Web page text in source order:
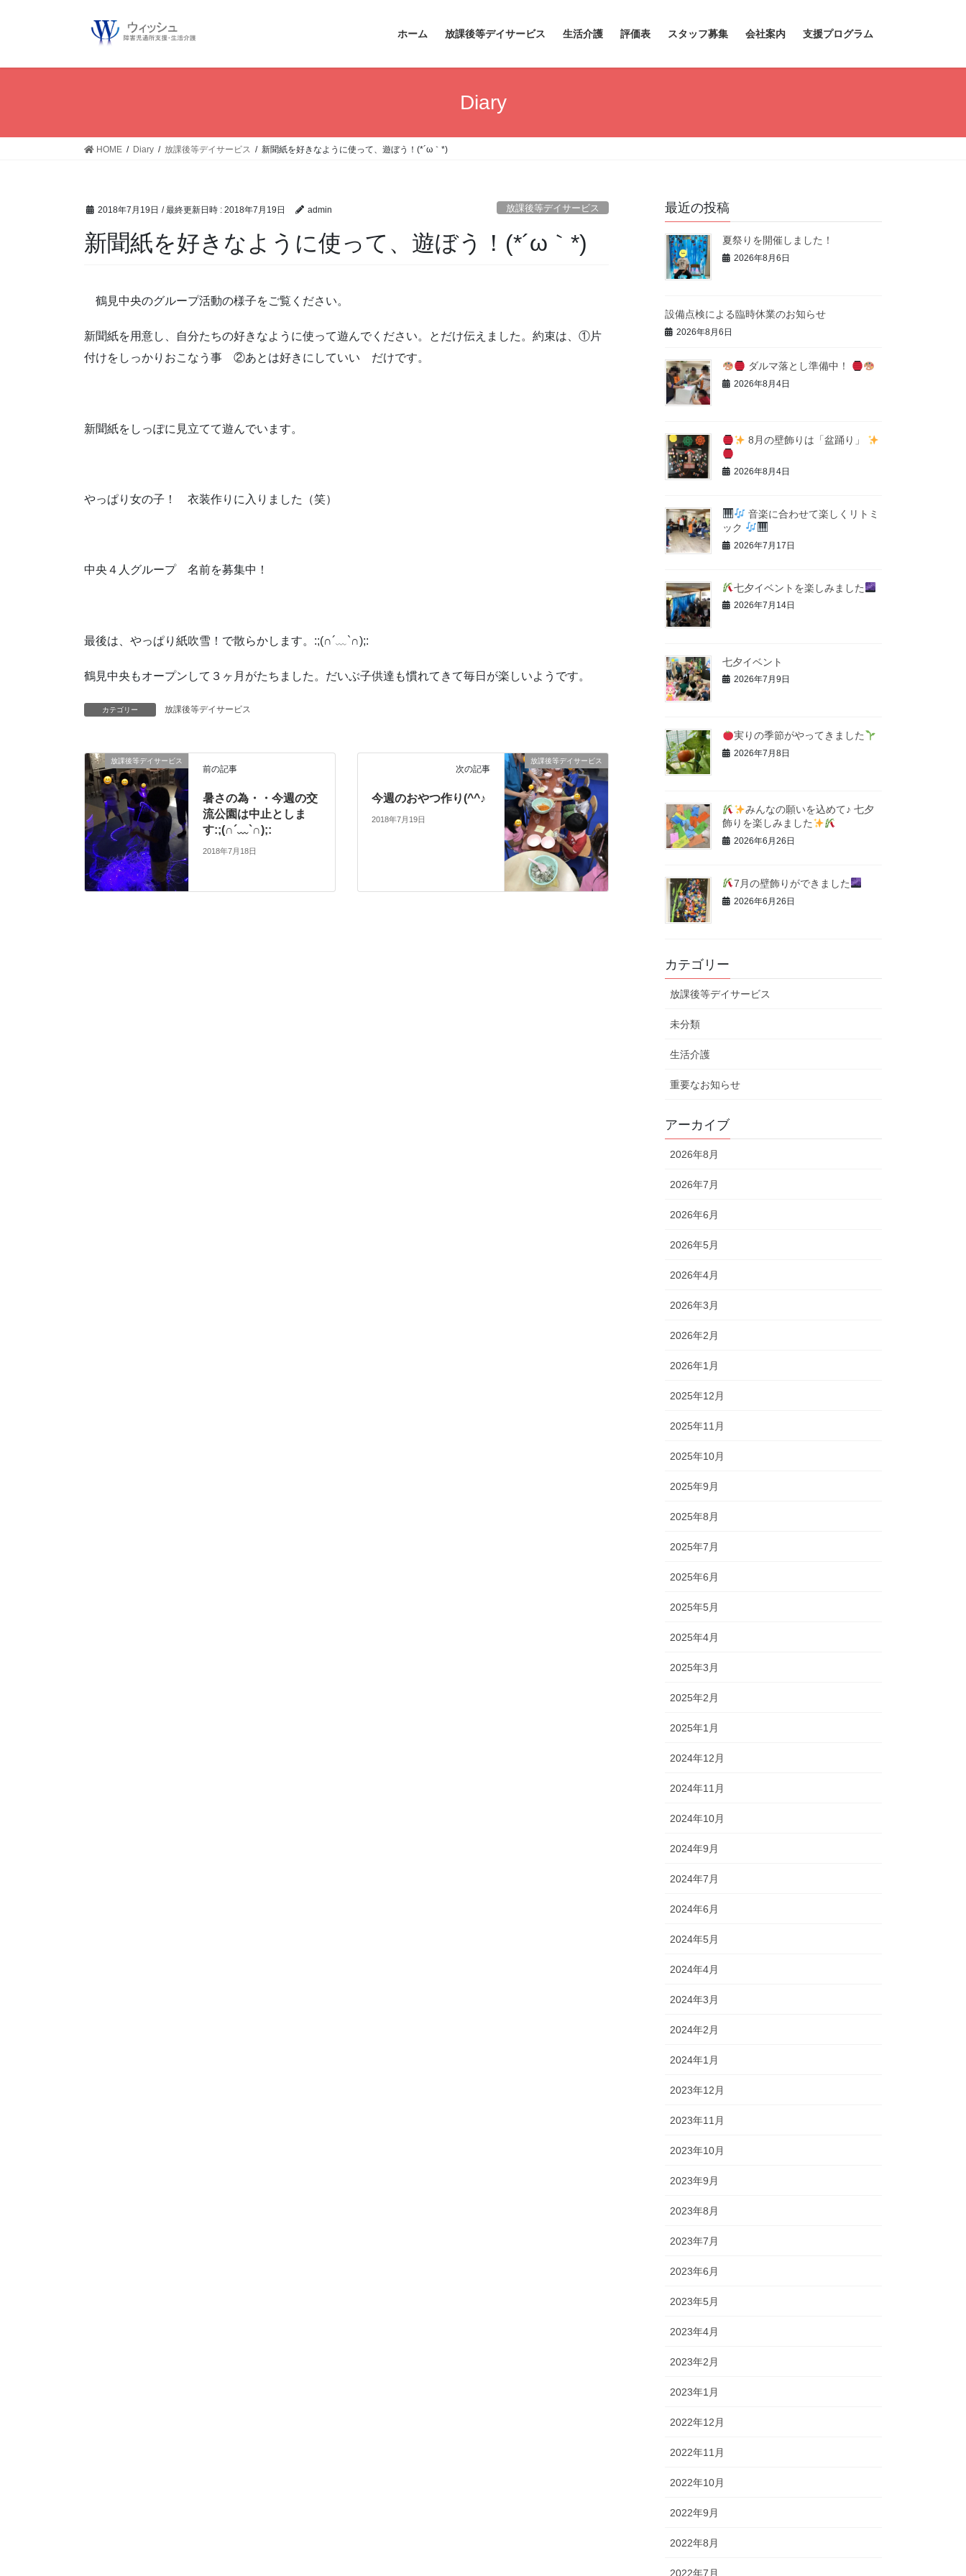
ホーム 放課後等デイサービス 生活介護 評価表 スタッフ募集 会社案内 支援プログラム
Diary
HOME Diary 放課後等デイサービス 新聞紙を好きなように使って、遊ぼう！(*´ω｀*)
2018年7月19日 / 最終更新日時 : 2018年7月19日 admin 放課後等デイサービス
新聞紙を好きなように使って、遊ぼう！(*´ω｀*)
鶴見中央のグループ活動の様子をご覧ください。
新聞紙を用意し、自分たちの好きなように使って遊んでください。とだけ伝えました。約束は、①片
付けをしっかりおこなう事 ②あとは好きにしていい だけです。
新聞紙をしっぽに見立てて遊んでいます。
やっぱり女の子！ 衣装作りに入りました（笑）
中央４人グループ 名前を募集中！
最後は、やっぱり紙吹雪！で散らかします。:;(∩´﹏`∩);:
鶴見中央もオープンして３ヶ月がたちました。だいぶ子供達も慣れてきて毎日が楽しいようです。
カテゴリー 放課後等デイサービス
放課後等デイサービス
前の記事
暑さの為・・今週の交
流公園は中止としま
す:;(∩´﹏`∩);:
2018年7月18日
放課後等デイサービス
次の記事
今週のおやつ作り(^^♪
2018年7月19日
最近の投稿
夏祭りを開催しました！
2026年8月6日
設備点検による臨時休業のお知らせ
2026年8月6日
ダルマ落とし準備中！
2026年8月4日
8月の壁飾りは「盆踊り」
2026年8月4日
音楽に合わせて楽しくリトミ
ック
2026年7月17日
七夕イベントを楽しみました
2026年7月14日
七夕イベント
2026年7月9日
実りの季節がやってきました
2026年7月8日
みんなの願いを込めて♪ 七夕
飾りを楽しみました
2026年6月26日
7月の壁飾りができました
2026年6月26日
カテゴリー
放課後等デイサービス
未分類
生活介護
重要なお知らせ
アーカイブ
2026年8月
2026年7月
2026年6月
2026年5月
2026年4月
2026年3月
2026年2月
2026年1月
2025年12月
2025年11月
2025年10月
2025年9月
2025年8月
2025年7月
2025年6月
2025年5月
2025年4月
2025年3月
2025年2月
2025年1月
2024年12月
2024年11月
2024年10月
2024年9月
2024年7月
2024年6月
2024年5月
2024年4月
2024年3月
2024年2月
2024年1月
2023年12月
2023年11月
2023年10月
2023年9月
2023年8月
2023年7月
2023年6月
2023年5月
2023年4月
2023年2月
2023年1月
2022年12月
2022年11月
2022年10月
2022年9月
2022年8月
2022年7月